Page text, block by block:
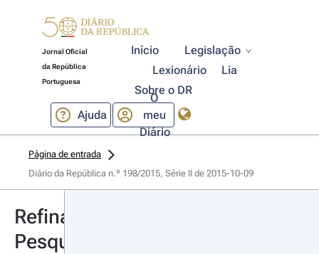
Jornal Oficial
da República
Portuguesa
Início
Legislação
Lexionário
Lia
Sobre o DR
Ajuda
O
meu
Diário
Página de entrada
Diário da República n.º 198/2015, Série II de 2015-10-09
Refinar
Pesquisa